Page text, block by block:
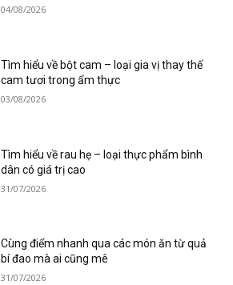
04/08/2026
Tìm hiểu về bột cam – loại gia vị thay thế
cam tươi trong ẩm thực
03/08/2026
Tìm hiểu về rau hẹ – loại thực phẩm bình
dân có giá trị cao
31/07/2026
Cùng điểm nhanh qua các món ăn từ quả
bí đao mà ai cũng mê
31/07/2026